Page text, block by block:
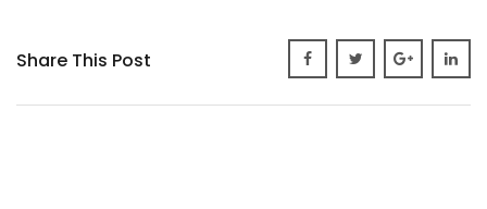
Share This Post